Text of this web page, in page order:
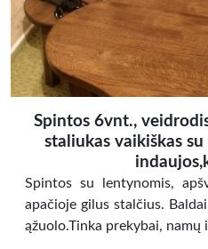
Spintos 6vnt.,
staliukas vaikiškas
Spintos su lentynomis,
apačioje gilus stalčius.
ąžuolo.Tinka prekybai, namų